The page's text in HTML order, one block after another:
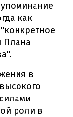
как
Плана
в
роли в